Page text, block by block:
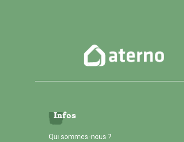
Infos
Qui sommes-nous ?